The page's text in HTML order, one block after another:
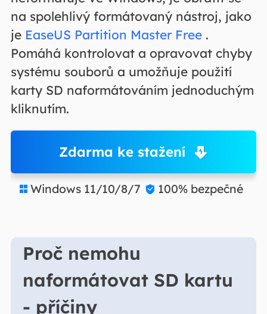
na spolehlivý formátovaný nástroj, jako
je EaseUS Partition Master Free.
Pomáhá kontrolovat a opravovat chyby
systému souborů a umožňuje použití
karty SD naformátováním jednoduchým
kliknutím.
Zdarma ke stažení
 Windows 11/10/8/7  100% bezpečné
Proč nemohu
naformátovat SD kartu
- příčiny